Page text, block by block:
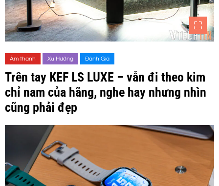
Âm thanh Xu Hướng Đánh Giá
Trên tay KEF LS LUXE – vẫn đi theo kim
chỉ nam của hãng, nghe hay nhưng nhìn
cũng phải đẹp